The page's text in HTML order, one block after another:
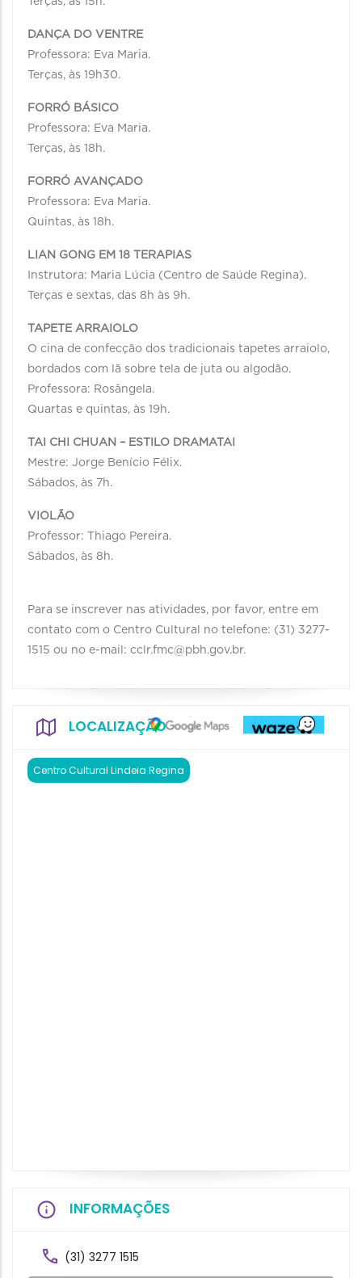
DANÇA DO VENTRE
Professora: Eva Maria.
Terças, às 19h30.
FORRÓ BÁSICO
Professora: Eva Maria.
Terças, às 18h.
FORRÓ AVANÇADO
Professora: Eva Maria.
Quintas, às 18h.
LIAN GONG EM 18 TERAPIAS
Instrutora: Maria Lúcia (Centro de Saúde Regina).
Terças e sextas, das 8h às 9h.
TAPETE ARRAIOLO
O cina de confecção dos tradicionais tapetes arraiolo,
bordados com lã sobre tela de juta ou algodão.
Professora: Rosângela.
Quartas e quintas, às 19h.
TAI CHI CHUAN – ESTILO DRAMATAI
Mestre: Jorge Benício Félix.
Sábados, às 7h.
VIOLÃO
Professor: Thiago Pereira.
Sábados, às 8h.
Para se inscrever nas atividades, por favor, entre em
contato com o Centro Cultural no telefone: (31) 3277-
1515 ou no e-mail: cclr.fmc@pbh.gov.br.
LOCALIZAÇÃO
Centro Cultural Lindeia Regina
INFORMAÇÕES
(31) 3277 1515